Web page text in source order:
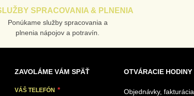
SPRACOVANIA & PLNENIA
Ponúkame služby spracovania a
plnenia nápojov a potravín.
ZAVOLÁME VÁM SPÄŤ
VÁŠ TELEFÓN
OTVÁRACIE HODINY
Objednávky, fakturácia